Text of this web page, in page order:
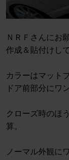
ＮＲＦさんにお
作成＆貼付けし
カラーはマット
ドア前部分にワ
クローズ時のほ
算。
ノーマル外観に